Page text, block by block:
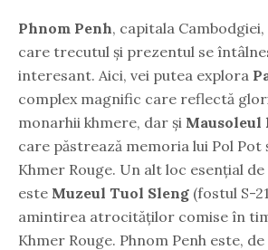
Phnom Penh, capitala
care trecutul și prezentul se
interesant. Aici, vei putea explora
complex magnific care reflectă
monarhii khmere, dar și Mausoleul
care păstrează memoria lui Pol Pot
Khmer Rouge. Un alt loc esențial
este Muzeul Tuol Sleng (fostul S-
amintirea atrocităților comise în
Khmer Rouge. Phnom Penh este,